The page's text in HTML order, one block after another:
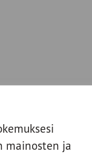
mainosten ja